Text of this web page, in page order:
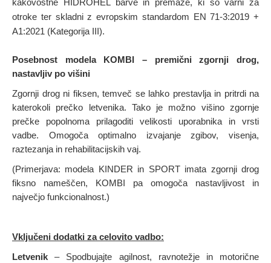
kakovostne HIDROHEL barve in premaze, ki so varni za
otroke ter skladni z evropskim standardom EN 71-3:2019 +
A1:2021 (Kategorija III).
Posebnost modela KOMBI – premični zgornji drog,
nastavljiv po višini
Zgornji drog ni fiksen, temveč se lahko prestavlja in pritrdi na
katerokoli prečko letvenika. Tako je možno višino zgornje
prečke popolnoma prilagoditi velikosti uporabnika in vrsti
vadbe. Omogoča optimalno izvajanje zgibov, visenja,
raztezanja in rehabilitacijskih vaj.
(Primerjava: modela KINDER in SPORT imata zgornji drog
fiksno nameščen, KOMBI pa omogoča nastavljivost in
največjo funkcionalnost.)
Vključeni dodatki za celovito vadbo:
Letvenik– Spodbujajte agilnost, ravnotežje in motorične